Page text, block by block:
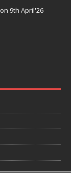
on 9th April'26